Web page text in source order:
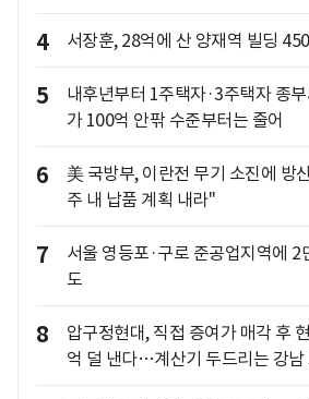
4 서장훈, 28억에 산 양재역 빌딩
5
내후년부터 1주택자·3주택자 종
가 100억 안팎 수준부터는 줄어
6
美 국방부, 이란전 무기 소진에
주 내 납품 계획 내라"
7
서울 영등포·구로 준공업지역에 2
도
8
압구정현대, 직접 증여가 매각 후
억 덜 낸다…계산기 두드리는 강남